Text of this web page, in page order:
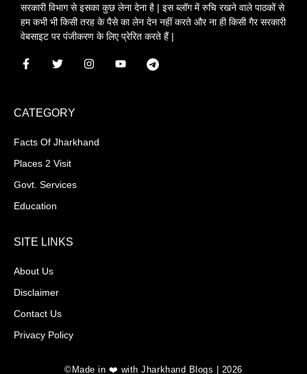
सरकारी विभाग से इसका कुछ लेना देना है | इस ब्लॉग में रुचि रखने वाले पाठकों से
हम कभी भी किसी तरह के पैसे का लेन देन नहीं करते और ना ही किसी गैर सरकारी
वेबसाइट पर पंजीकरण के लिए प्रेरित करते हैं |
CATEGORY
Facts Of Jharkhand
Places 2 Visit
Govt. Services
Education
SITE LINKS
About Us
Disclaimer
Contact Us
Privacy Policy
©Made in ❤️ with Jharkhand Blogs | 2026